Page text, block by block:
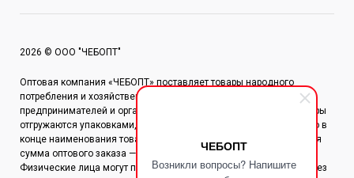
ЧЕБОПТ
Возникли вопросы? Напишите
2026 © ООО "ЧЕБОПТ"
Оптовая компания «ЧЕБОПТ» поставляет товары народного
потребления и хозяйственные товары по всей России. Для
предпринимателей и организаций действует оптовая цена. Товары
отгружаются упаковками, количество единиц в упаковке указано в
конце наименования товара в квадратных скобках. Минимальная
сумма оптового заказа — 25 000 рублей.
Физические лица могут приобретать товары по розничной цене без